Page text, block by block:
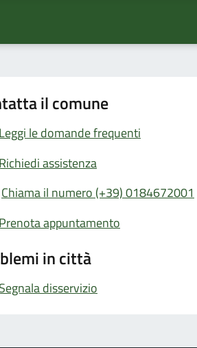
il comune
Leggi le domande frequenti
Richiedi assistenza
Chiama il numero (+39) 0184672001
Prenota appuntamento
in città
Segnala disservizio